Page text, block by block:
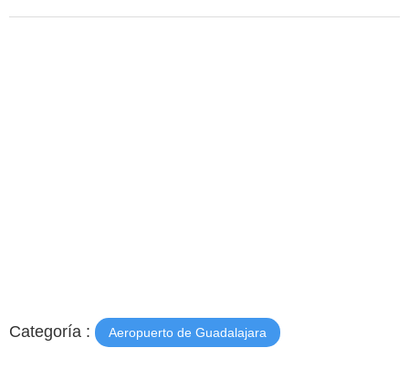
Categoría : Aeropuerto de Guadalajara